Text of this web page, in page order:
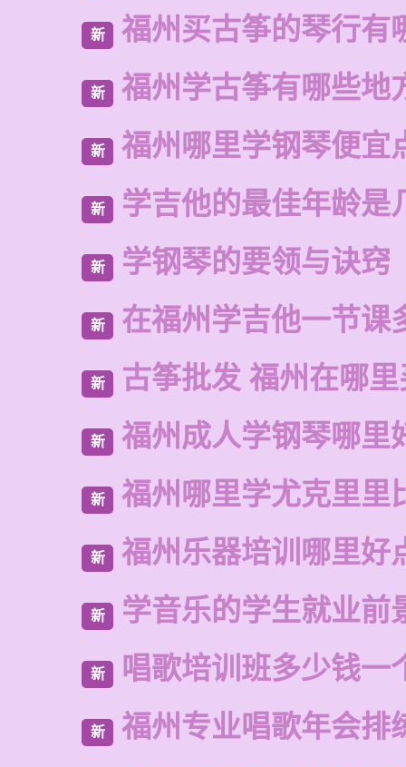
新 福州买古筝的琴行有
新 福州学古筝有哪些地
新 福州哪里学钢琴便宜
新 学吉他的最佳年龄是
新 学钢琴的要领与诀窍
新 在福州学吉他一节课
新 古筝批发 福州在哪
新 福州成人学钢琴哪里
新 福州哪里学尤克里里
新 福州乐器培训哪里好
新 学音乐的学生就业前
新 唱歌培训班多少钱一
新 福州专业唱歌年会排